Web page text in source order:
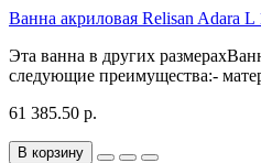
Ванна акриловая Relisan Adara L
Эта ванна в других
следующие преимущества:-
61 385.50 р.
В корзину